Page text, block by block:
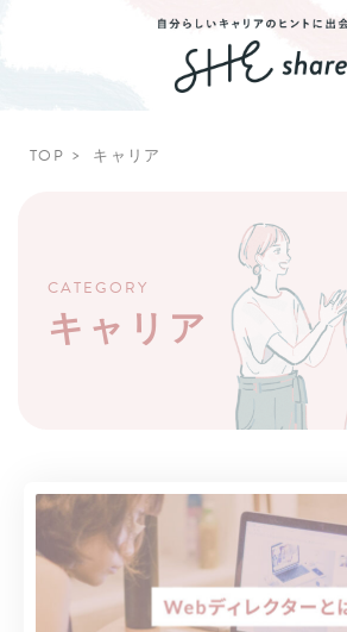
TOP キャリア
CATEGORY
キャリア